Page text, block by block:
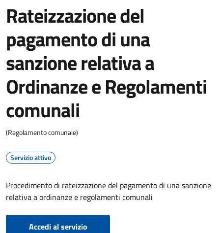
Rateizzazione del
pagamento di una
sanzione relativa a
Ordinanze e Regolamenti
comunali
(Regolamento comunale)
Servizio attivo
Procedimento di rateizzazione del pagamento di una sanzione
relativa a ordinanze e regolamenti comunali
Accedi al servizio